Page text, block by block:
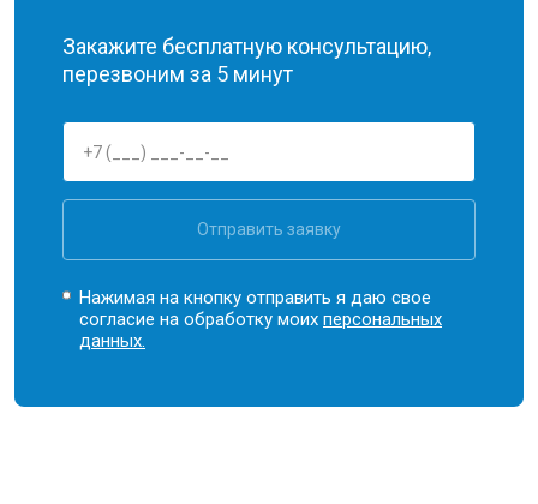
Закажите бесплатную консультацию,
перезвоним за 5 минут
Отправить заявку
Нажимая на кнопку отправить я даю свое
согласие на обработку моихперсональных
данных.